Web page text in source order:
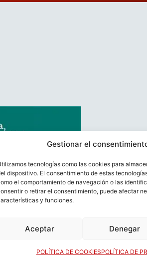
Gestionar el
tecnologías como las cookies para
dispositivo. El consentimiento de estas
el comportamiento de navegación o las
o retirar el consentimiento, puede afectar
y funciones.
Aceptar Denegar
POLÍTICA DE COOKIESPOLÍTICA DE